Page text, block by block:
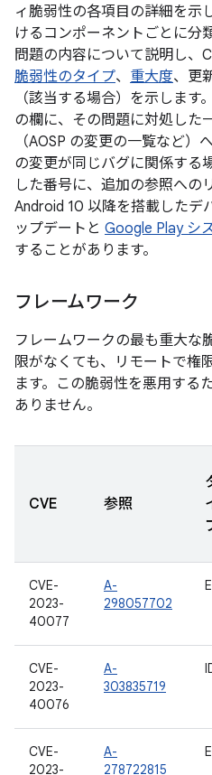
ィ脆弱性の各項目の詳細を示
けるコンポーネントごとに分
問題の内容について説明し、
脆弱性のタイプ、 重大度、更
（該当する場合）を示します
の欄に、その問題に対処した
（AOSP の変更の一覧など）
の変更が同じバグに関係する
した番号に、追加の参照への
Android 10 以降を搭載したデ
ップデートと Google Play シ
することがあります。
フレームワーク
フレームワークの最も重大な
限がなくても、リモートで権
ます。この脆弱性を悪用する
ありません。
CVE 参照
CVE-
2023-
40077
A-
298057702
CVE-
2023-
40076
A-
303835719
CVE-
2023-
A-
278722815